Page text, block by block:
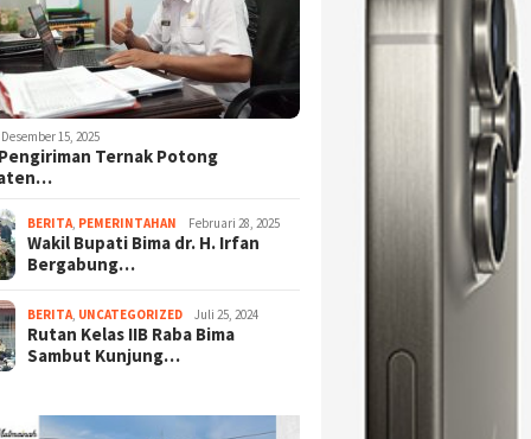
Desember 15, 2025
Ternak Potong
BERITA PEMERINTAHAN Februari 28, 2025
Wakil Bupati Bima dr. H. Irfan
Bergabung…
BERITA UNCATEGORIZED Juli 25, 2024
Rutan Kelas IIB Raba Bima
Sambut Kunjung…